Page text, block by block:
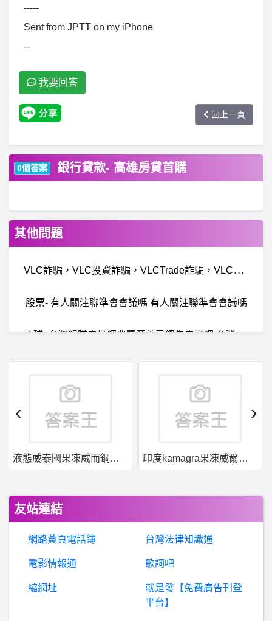
-----
Sent from JPTT on my iPhone
--
我要回答
回上一頁
0個答案 銀行貸款- 高雄房貸首購
其他問題
V
LC詐騙，VLC投資詐騙，VLCTrade詐騙，VLCTrade詐騙黑平台、黑網投資詐騙平台
股票- 有人關注聯準會會議嗎 有人關注聯準會會議嗎
棒
球- 台灣組隊去打經典賽意義已經失去了吧 台灣組隊去打經典賽意義已經失去了吧
暗
黑破壞神 - D3,D2,D1- 增加x% x系技能傷害 增加x% x系技能傷害
棒球- 台鋼的球迷來源 台鋼的球迷來源
棒
球- 這個建物是造來綁護網用的嗎？ 天母球場 這個建物是造來綁護網用的嗎？ 天母球場
BaseballXXXX- 林金達 林金達
神
魔之塔(Tower of Saviors)- 請問執扇布偶去哪裡打 請問執扇布偶去哪裡打
液態威泰國果凍威而鋼哪裡買 印度kamagra果凍威爾剛用於治療男性勃起功能障礙
‹ ›
友站連結
網路黃頁電話簿 台灣法律知識通
電影情報通 歌詞吧
縮網址
就是發【免費廣告刊登
平台】